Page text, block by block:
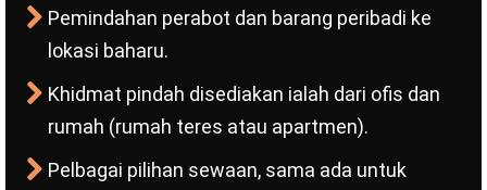
Pemindahan perabot dan barang peribadi ke
lokasi baharu.
Khidmat pindah disediakan ialah dari ofis dan
rumah (rumah teres atau apartmen).
Pelbagai pilihan sewaan, sama ada untuk